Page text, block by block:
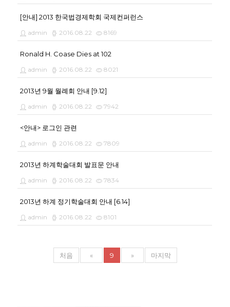
[안내] 2013 한국법경제학회 국제컨퍼런스
admin 2016.08.22 8169
Ronald H. Coase Dies at 102
admin 2016.08.22 8021
2013년 9월 월례회 안내 [9.12]
admin 2016.08.22 7942
<안내> 로그인 관련
admin 2016.08.22 7809
2013년 하계학술대회 발표문 안내
admin 2016.08.22 7834
2013년 하계 정기학술대회 안내 [6.14]
admin 2016.08.22 8101
처음 « 9 » 마지막